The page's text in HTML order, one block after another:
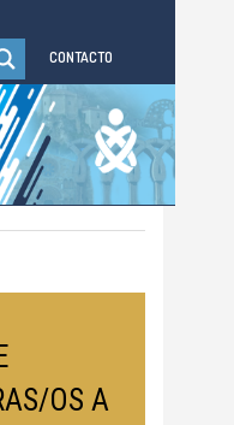
CONTACTO
OS A